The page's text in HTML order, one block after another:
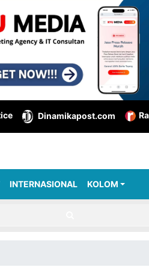
Dinamikapost.com
INTERNASIONAL KOLOM